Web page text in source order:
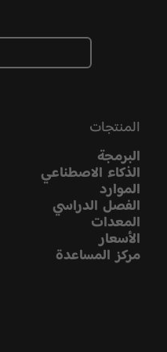
المنتجات
البرمجة
الذكاء الاصطناعي
الموارد
الفصل الدراسي
المعدات
الأسعار
مركز المساعدة